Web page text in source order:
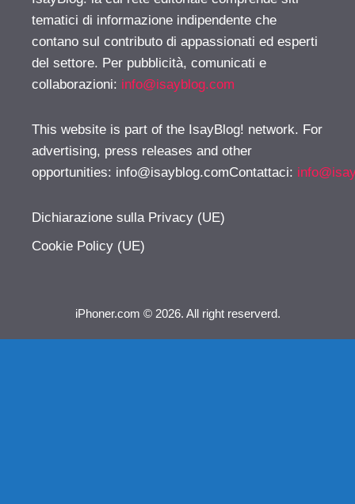
tematici di informazione indipendente che
contano sul contributo di appassionati ed esperti
del settore. Per pubblicità, comunicati e
collaborazioni: info@isayblog.com
This website is part of the IsayBlog! network. For
advertising, press releases and other
opportunities: info@isayblog.comContattaci:
Dichiarazione sulla Privacy (UE)
Cookie Policy (UE)
iPhoner.com © 2026. All right reserverd.